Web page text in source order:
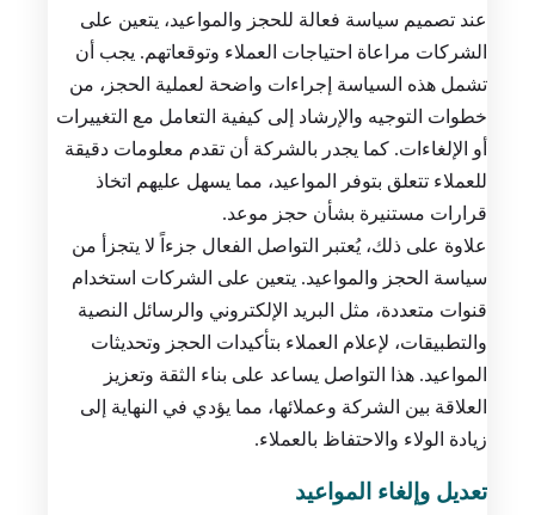
عند تصميم سياسة فعالة للحجز والمواعيد، يتعين على
الشركات مراعاة احتياجات العملاء وتوقعاتهم. يجب أن
تشمل هذه السياسة إجراءات واضحة لعملية الحجز، من
خطوات التوجيه والإرشاد إلى كيفية التعامل مع التغييرات
أو الإلغاءات. كما يجدر بالشركة أن تقدم معلومات دقيقة
للعملاء تتعلق بتوفر المواعيد، مما يسهل عليهم اتخاذ
قرارات مستنيرة بشأن حجز موعد.
علاوة على ذلك، يُعتبر التواصل الفعال جزءاً لا يتجزأ من
سياسة الحجز والمواعيد. يتعين على الشركات استخدام
قنوات متعددة، مثل البريد الإلكتروني والرسائل النصية
والتطبيقات، لإعلام العملاء بتأكيدات الحجز وتحديثات
المواعيد. هذا التواصل يساعد على بناء الثقة وتعزيز
العلاقة بين الشركة وعملائها، مما يؤدي في النهاية إلى
زيادة الولاء والاحتفاظ بالعملاء.
تعديل وإلغاء المواعيد